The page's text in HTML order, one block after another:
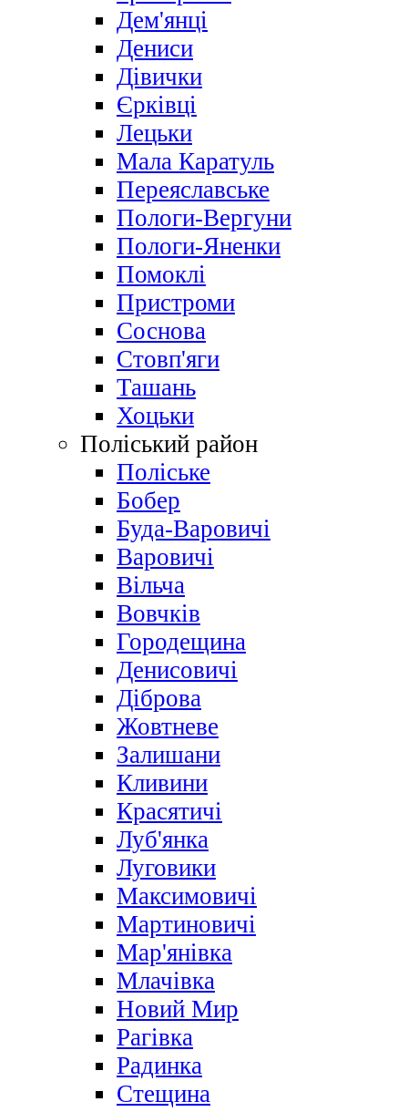
Дем'янці
Дениси
Дівички
Єрківці
Лецьки
Мала Каратуль
Переяславське
Пологи-Вергуни
Пологи-Яненки
Помоклі
Пристроми
Соснова
Стовп'яги
Ташань
Хоцьки
Поліський район
Поліське
Бобер
Буда-Варовичі
Варовичі
Вільча
Вовчків
Городещина
Денисовичі
Діброва
Жовтневе
Залишани
Кливини
Красятичі
Луб'янка
Луговики
Максимовичі
Мартиновичі
Мар'янівка
Млачівка
Новий Мир
Рагівка
Радинка
Стещина